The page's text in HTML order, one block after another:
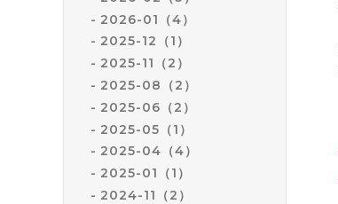
2026-01（4）
2025-12（1）
2025-11（2）
2025-08（2）
2025-06（2）
2025-05（1）
2025-04（4）
2025-01（1）
2024-11（2）